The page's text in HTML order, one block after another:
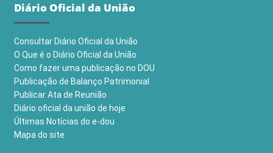
Diário Oficial da União
Consultar Diário Oficial da União
O Que é o Diário Oficial da União
Como fazer uma publicação no DOU
Publicação de Balanço Patrimonial
Publicar Ata de Reunião
Diário oficial da união de hoje
Últimas Notícias do e-dou
Mapa do site